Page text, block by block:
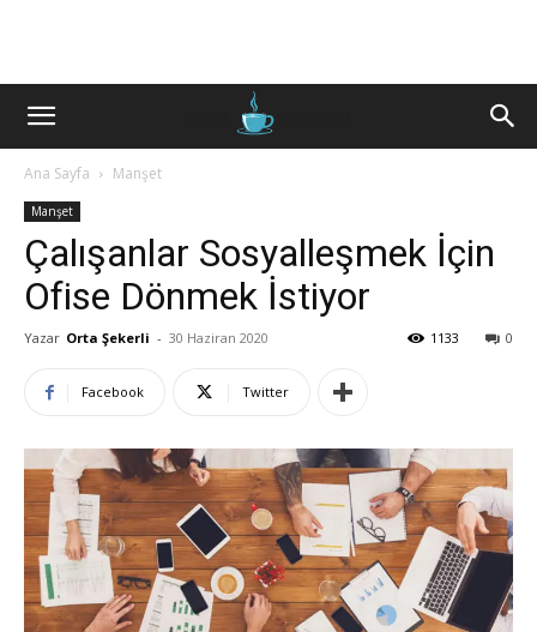
Ana Sayfa Manşet
Manşet
Çalışanlar Sosyalleşmek İçin
Ofise Dönmek İstiyor
Yazar Orta Şekerli - 30 Haziran 2020 0
1133
Facebook Twitter